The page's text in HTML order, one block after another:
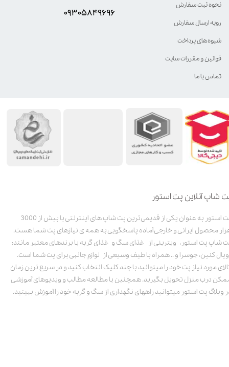
شاپ آنلاین پت استور
پت استور به عنوان یکی از قدیمی‌ترین پت شاپ های اینترنتی با بیش از 3000
محصول ایرانی و خارجی آماده پاسخگویی به همه ی نیازهای پت شما هست.
شاپ پت استور، ویترینی از غذای سگ و غذای گربه با برندهای معتبر مانند:
کنین، جوسرا و .. همراه با طیف وسیعی از لوازم جانبی برای پت شما است.
مورد نیاز پت خود را میتوانید با چند کلیک انتخاب کنید و در سریع ترین زمان
درب منزل تحویل بگیرید. همچنین با مطالعه مطالب و ویدیوهای آموزشی
وبلاگ پت استور میتوانید راههای نگهداری از سگ و گربه خود را آموزش ببینید.
نحوه ثبت سفارش
رویه ارسال سفارش
شیوه‌های پرداخت
قوانین و مقررات سایت
تماس با ما
۰۹۳۰۵8۴9696